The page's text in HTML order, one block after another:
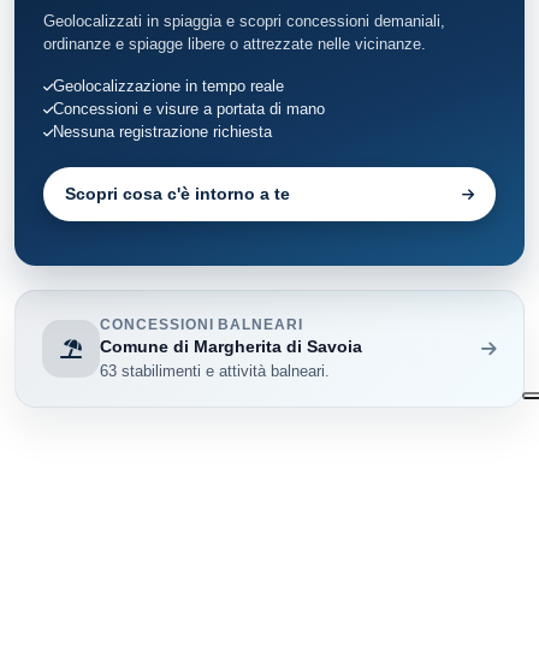
Geolocalizzati in spiaggia e scopri concessioni demaniali,
ordinanze e spiagge libere o attrezzate nelle vicinanze.
Geolocalizzazione in tempo reale
Concessioni e visure a portata di mano
Nessuna registrazione richiesta
Scopri cosa c'è intorno a te
CONCESSIONI BALNEARI
Comune di Margherita di Savoia
63 stabilimenti e attività balneari.